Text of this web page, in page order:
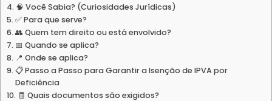
🧠 Você Sabia? (Curiosidades Jurídicas)
✅ Para que serve?
👥 Quem tem direito ou está envolvido?
📅 Quando se aplica?
📍 Onde se aplica?
📋 Passo a Passo para Garantir a Isenção de IPVA por
Deficiência
🧾 Quais documentos são exigidos?